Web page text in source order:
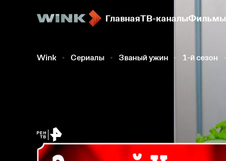
ГлавнаяТВ-каналыФильмы
Wink Сериалы Званый ужин 1-й сезон